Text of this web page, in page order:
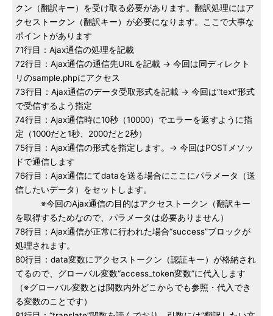
クン（翻訳キー）を受け取る必要があります。翻訳処理にはア
クセストークン（翻訳キー）が必要になります。ここで大事な
ポイントがあります
71行目：Ajax通信の処理を記載
72行目：Ajax通信の通信先URLを記載 → 今回は同ディレクト
リのsample.phpにアクセス
73行目：Ajax通信のデータ受取形式を記載 → 今回は“text“形式
で受信するよう指定
74行目：Ajax通信時に10秒（10000）でエラーを返すように指
定（1000だと1秒、2000だと2秒）
75行目：Ajax通信の形式を指定します。→ 今回はPOSTメソッ
ドで通信します
76行目：Ajax通信にてdataを送る場合にここにパラメータ（送
信したいデータ）をセットします。
※今回のAjax通信の目的はアクセストークン（翻訳キー
を取得するためなので、パラメータは必要ありません）
78行目：Ajax通信が正常に行われた場合“success”ブロックが
処理されます。
80行目：data変数にアクセストークン（認証キー）が格納され
てるので、グローバル変数“access_token変数”に代入します
（※グローバル変数とは関数内外どこからでも参照・代入でき
る変数のことです）